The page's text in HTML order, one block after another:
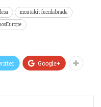
montakit fuenlabrada
Google+